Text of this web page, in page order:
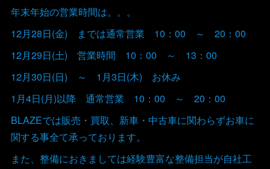
年末年始の営業時間は。。。
12月28日(金) までは通常営業 10：00 ～ 20：00
12月29日(土) 営業時間 10：00 ～ 13：00
12月30日(日) ～ 1月3日(木) お休み
1月4日(月)以降 通常営業 10：00 ～ 20：00
BLAZEでは販売・買取、新車・中古車に関わらずお車に
関する事全て承っております。
また、整備におきましては経験豊富な整備担当が自社工